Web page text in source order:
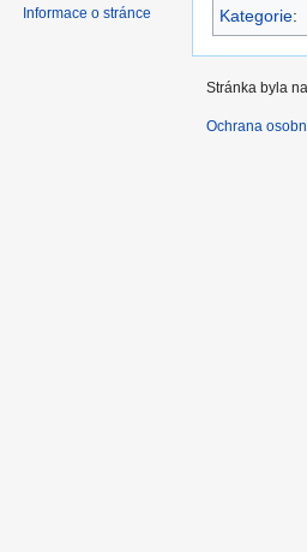
Kategorie:
Informace o stránce
Stránka byla
Ochrana